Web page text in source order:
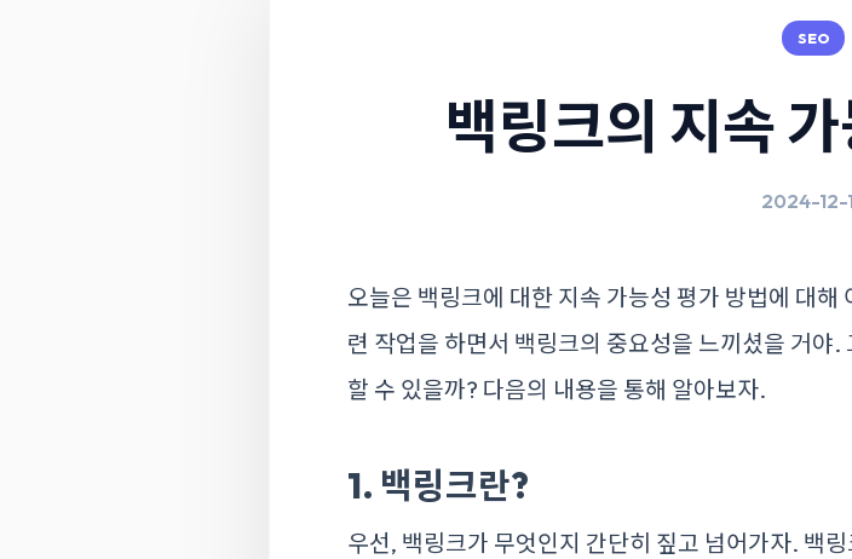
SEO
백링크의 지속
2024-12-
오늘은 백링크에 대한 지속 가능성 평가 방법에 대
련 작업을 하면서 백링크의 중요성을 느끼셨을 거야
할 수 있을까? 다음의 내용을 통해 알아보자.
1. 백링크란?
우선, 백링크가 무엇인지 간단히 짚고 넘어가자. 백